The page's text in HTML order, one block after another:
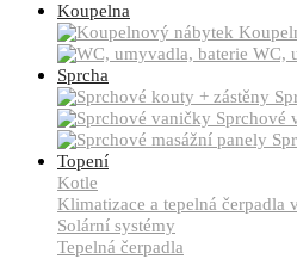
Koupelna
WC,
Sprcha
Sprchové
Topení
Kotle
Klimatizace a tepelná čerpadla
Solární systémy
Tepelná čerpadla